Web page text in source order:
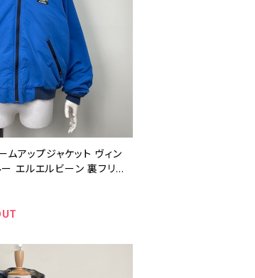
アップジャケット ヴィン
エルエルビーン 裏フリ
ジャケット アウトドア 山
ジ L 26010605